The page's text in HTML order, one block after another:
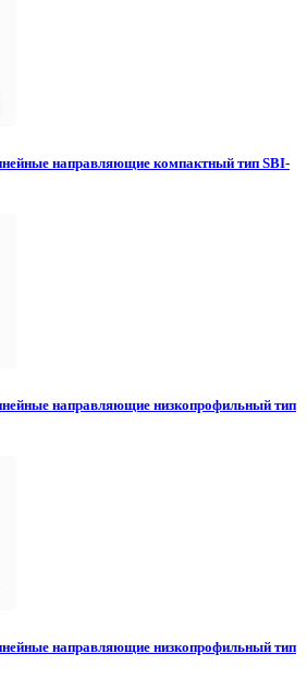
направляющие компактный тип SBI-
направляющие низкопрофильный тип
направляющие низкопрофильный тип